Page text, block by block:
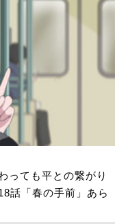
っても平との繋がり
話「春の手前」あら